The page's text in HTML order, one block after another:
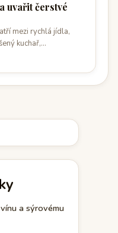
uvařit čerstvé
mezi rychlá jídla,
kuchař,…
a sýrovému